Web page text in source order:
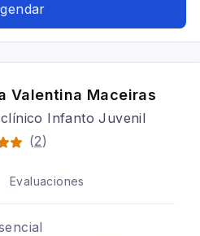
Valentina Maceiras
Infanto Juvenil
(2)
Evaluaciones